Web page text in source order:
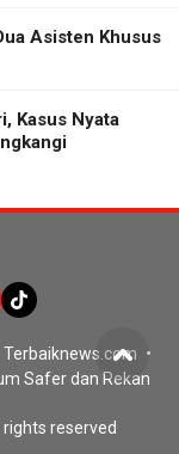
Asisten Khusus
Kasus Nyata
Terbaiknews.com
Safer dan Rekan
reserved